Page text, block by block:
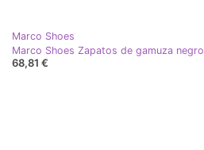
Marco Shoes
Marco Shoes Zapatos de gamuza negro
68,81 €